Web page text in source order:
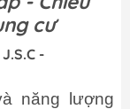
cư
-
năng lượng